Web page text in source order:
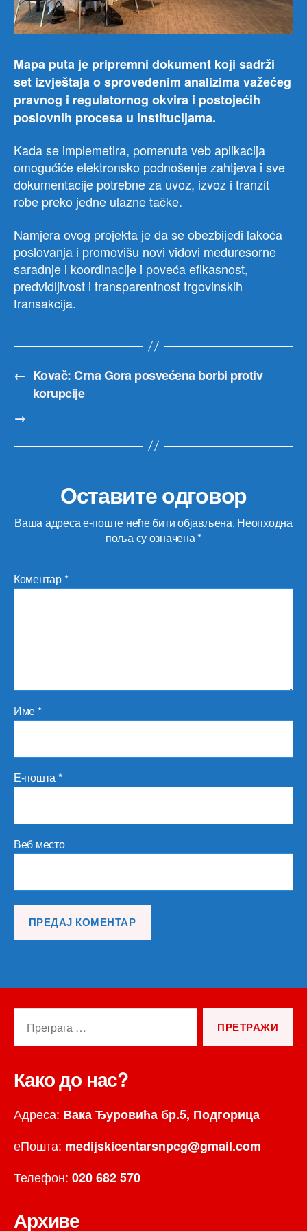
Mapa puta je pripremni dokument koji sadrži
set izvještaja o sprovedenim analizima važećeg
pravnog i regulatornog okvira i postojećih
poslovnih procesa u institucijama.
Kada se implemetira, pomenuta veb aplikacija
omogućiće elektronsko podnošenje zahtjeva i sve
dokumentacije potrebne za uvoz, izvoz i tranzit
robe preko jedne ulazne tačke.
Namjera ovog projekta je da se obezbijedi lakoća
poslovanja i promovišu novi vidovi međuresorne
saradnje i koordinacije i poveća efikasnost,
predvidljivost i transparentnost trgovinskih
transakcija.
← Kovač: Crna Gora posvećena borbi protiv
korupcije
→
Оставите одговор
Ваша адреса е-поште неће бити објављена. Неопходна
поља су означена*
Коментар*
Име*
Е-пошта*
Веб место
Како до нас?
Адреса: Вака Ђуровића бр.5, Подгорица
еПошта: medijskicentarsnpcg@gmail.com
Телефон: 020 682 570
Архиве